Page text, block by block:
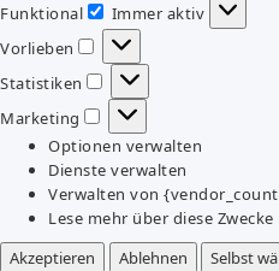
Funktional
Funktional
Immer aktiv
Vorlieben
Vorlieben
Statistiken
Statistiken
Marketing
Marketing
Optionen verwalten
Dienste verwalten
Verwalten von
Lese mehr über diese Zwecke
Akzeptieren
Ablehnen Selbst